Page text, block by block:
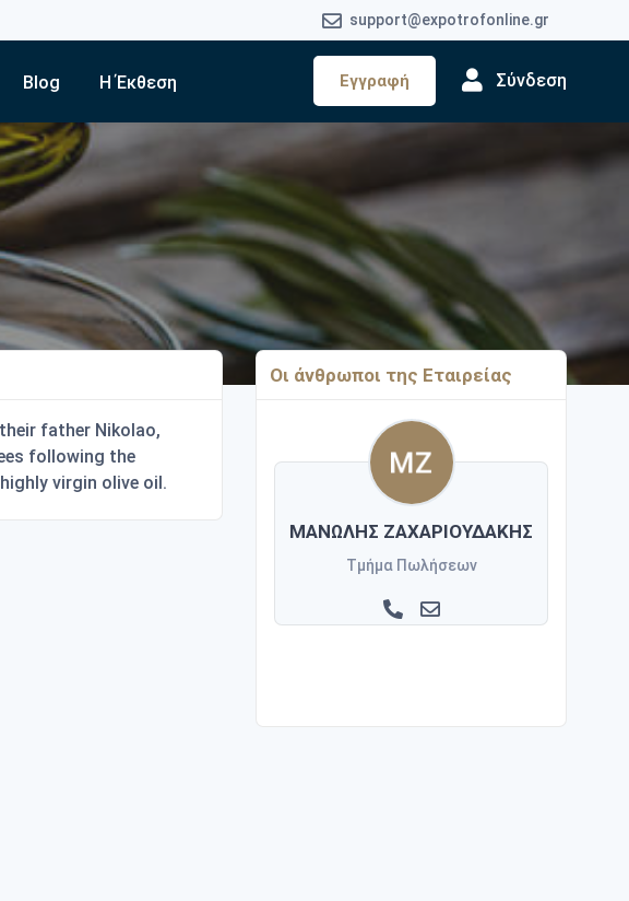
support@expotrofonline.gr
Εγγραφή Σύνδεση
Blog Η Έκθεση
father Nikolao,
following the
virgin olive oil.
Οι άνθρωποι της Εταιρείας
ΜΑΝΩΛΗΣ ΖΑΧΑΡΙΟΥΔΑΚΗΣ
Τμήμα Πωλήσεων